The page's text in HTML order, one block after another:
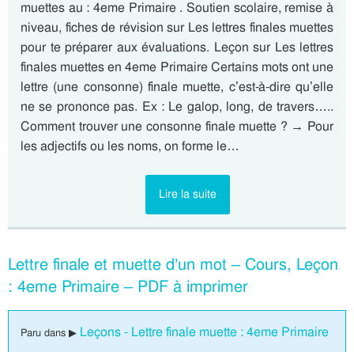
muettes au : 4eme Primaire . Soutien scolaire, remise à
niveau, fiches de révision sur Les lettres finales muettes
pour te préparer aux évaluations. Leçon sur Les lettres
finales muettes en 4eme Primaire Certains mots ont une
lettre (une consonne) finale muette, c’est-à-dire qu’elle
ne se prononce pas. Ex : Le galop, long, de travers…..
Comment trouver une consonne finale muette ? → Pour
les adjectifs ou les noms, on forme le…
Lire la suite
Lettre finale et muette d’un mot – Cours, Leçon
: 4eme Primaire – PDF à imprimer
Paru dans ▶ Leçons - Lettre finale muette : 4eme Primaire